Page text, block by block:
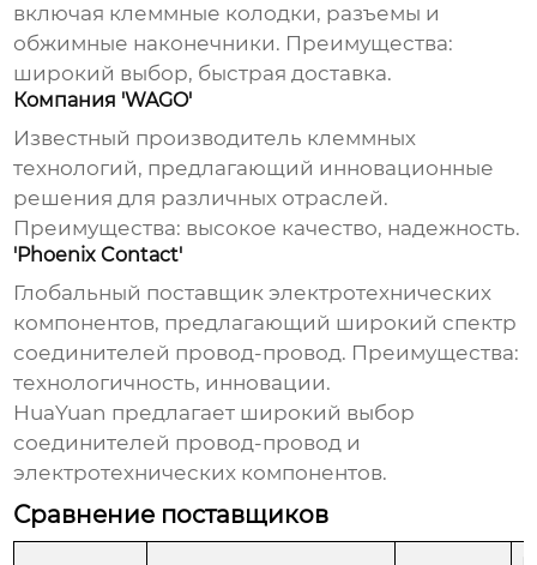
включая клеммные колодки, разъемы и
обжимные наконечники. Преимущества:
широкий выбор, быстрая доставка.
Компания 'WAGO'
Известный производитель клеммных
технологий, предлагающий инновационные
решения для различных отраслей.
Преимущества: высокое качество, надежность.
'Phoenix Contact'
Глобальный поставщик электротехнических
компонентов, предлагающий широкий спектр
соединителей провод-провод. Преимущества:
технологичность, инновации.
HuaYuan предлагает широкий выбор
соединителей провод-провод и
электротехнических компонентов.
Сравнение поставщиков